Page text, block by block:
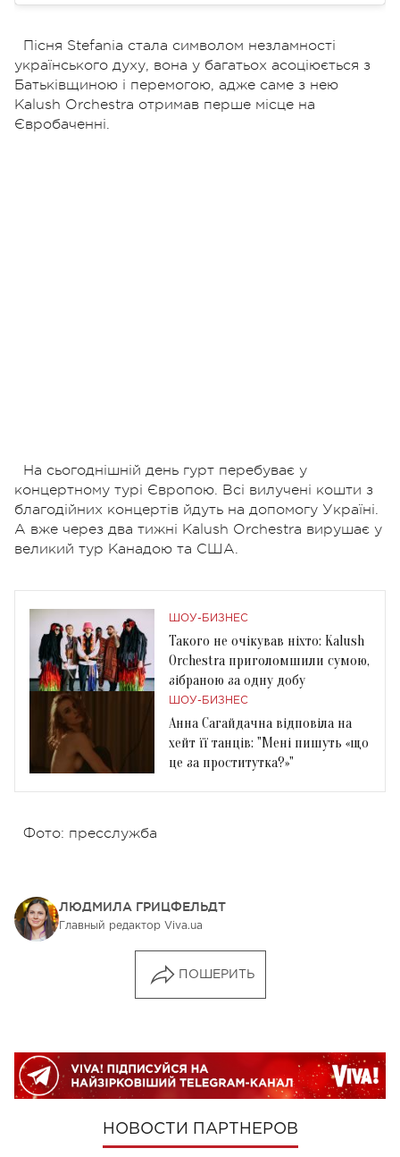
Пісня Stefania стала символом незламності
українського духу, вона у багатьох асоціюється з
Батьківщиною і перемогою, адже саме з нею
Kalush Orchestra отримав перше місце на
Євробаченні.
На сьогоднішній день гурт перебуває у
концертному турі Європою. Всі вилучені кошти з
благодійних концертів йдуть на допомогу Україні.
А вже через два тижні Kalush Orchestra вирушає у
великий тур Канадою та США.
ШОУ-БИЗНЕС
Такого не очікував ніхто: Kalush
Orchestra приголомшили сумою,
зібраною за одну добу
ШОУ-БИЗНЕС
Анна Сагайдачна відповіла на
хейт її танців: "Мені пишуть «що
це за проститутка?»"
Фото: пресслужба
ЛЮДМИЛА ГРИЦФЕЛЬДТ
Главный редактор Viva.ua
ПОШЕРИТЬ
НОВОСТИ ПАРТНЕРОВ